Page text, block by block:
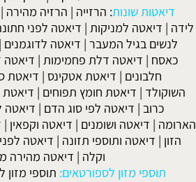
דיאטות שונות: הרזייה | הרזיה מהירה |
לידה | דיאטה למניקות | דיאטה לפני
לנשים בגיל המעבר | דיאטה לדוגמנים |
כאסח | דיאטה דלת פחמימות | דיאטה
חלבונים | דיאטת אטקינס | דיאטת
השוקולד | דיאטת חומץ תפוחים | דיאטת
כרוב | דיאטה לפי סוג הדם | דיאטה
הארומה | דיאטה ושומנים | דיאטה וקפאין |
הזון | דיאטה ותוספי תזונה | דיאטה
וקלה | דיאטה מהירה
תוספי מזון לספורטאים: תוספי מזון